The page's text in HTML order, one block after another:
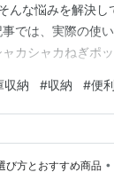
んな悩みを解決
では、実際の使
カシャカねぎポ
シャカねぎポッ
…
収納 #収納 #便
び方とおすすめ商品 •